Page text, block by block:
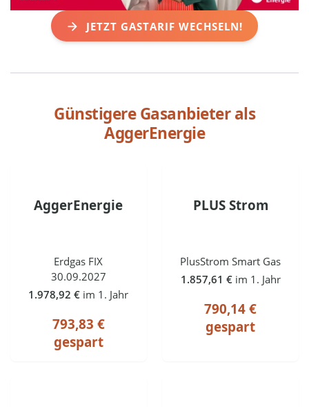
JETZT GASTARIF WECHSELN!
Günstigere Gasanbieter als
AggerEnergie
AggerEnergie
Erdgas FIX
30.09.2027
1.978,92 € im 1. Jahr
793,83 €
gespart
PLUS Strom
PlusStrom Smart Gas
1.857,61 € im 1. Jahr
790,14 €
gespart